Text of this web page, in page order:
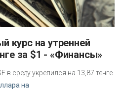
за $1 - «Финансы»
в среду укрепился на 13,87 тенге
на